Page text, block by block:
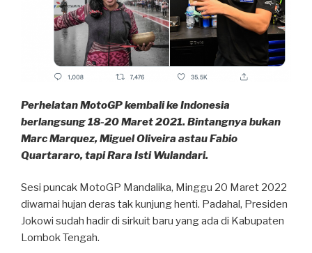
Perhelatan MotoGP kembali ke Indonesia
berlangsung 18-20 Maret 2021. Bintangnya bukan
Marc Marquez, Miguel Oliveira astau Fabio
Quartararo, tapi Rara Isti Wulandari.
Sesi puncak MotoGP Mandalika, Minggu 20 Maret 2022
diwarnai hujan deras tak kunjung henti. Padahal, Presiden
Jokowi sudah hadir di sirkuit baru yang ada di Kabupaten
Lombok Tengah.